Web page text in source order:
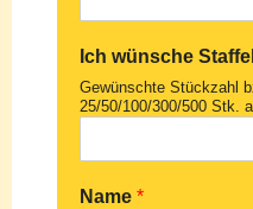
Ich wünsche
Gewünschte Stückzahl
25/50/100/300/500 Stk.
Name *